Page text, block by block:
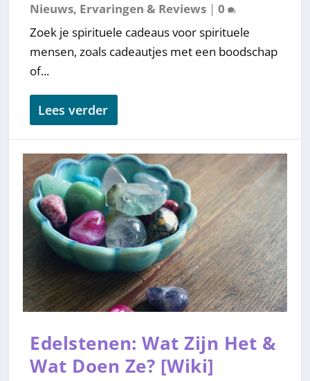
Nieuws, Ervaringen & Reviews |0
Zoek je spirituele cadeaus voor spirituele
mensen, zoals cadeautjes met een boodschap
of...
Lees verder
Edelstenen: Wat Zijn Het &
Wat Doen Ze? [Wiki]